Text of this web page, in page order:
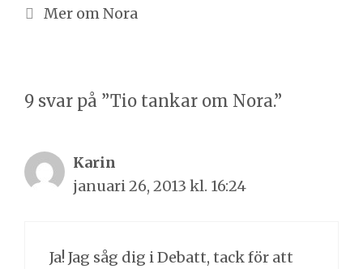
Mer om Nora
9 svar på ”Tio tankar om Nora.”
Karin
januari 26, 2013 kl. 16:24
Ja! Jag såg dig i Debatt, tack för att